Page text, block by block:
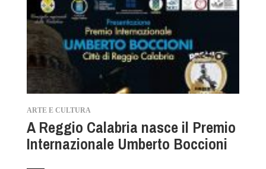
ARTE E CULTURA
A Reggio Calabria nasce il Premio
Internazionale Umberto Boccioni